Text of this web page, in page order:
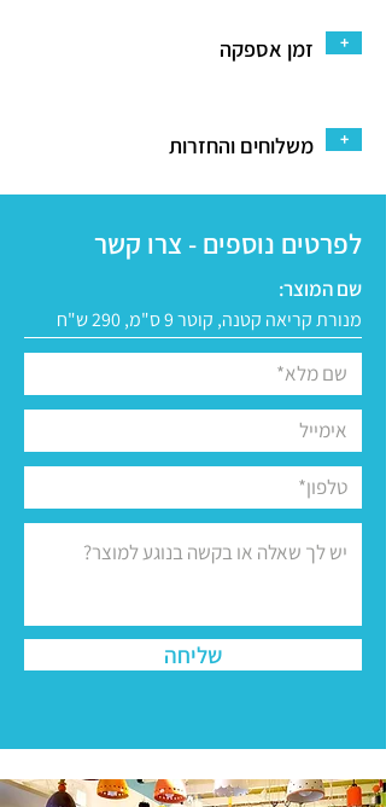
זמן אספקה +
משלוחים והחזרות +
לפרטים נוספים - צרו קשר
שם המוצר:
שליחה